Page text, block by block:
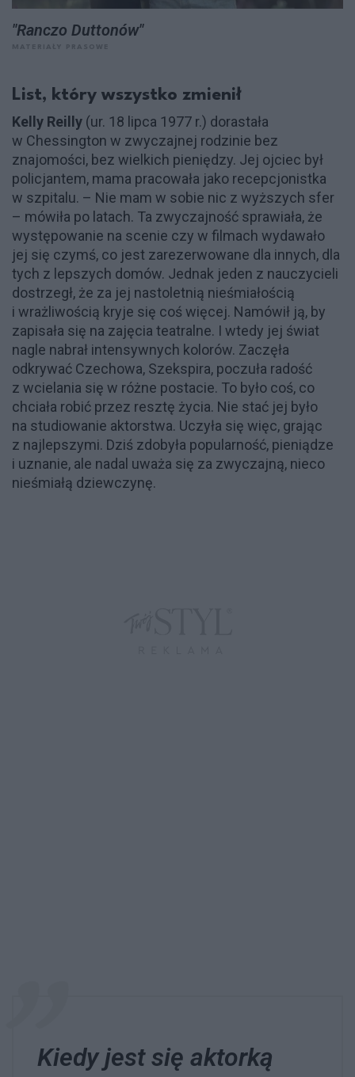
"Ranczo Duttonów"
List, który wszystko zmienił
Kelly Reilly (ur. 18 lipca 1977 r.) dorastała
w Chessington w zwyczajnej rodzinie bez
znajomości, bez wielkich pieniędzy. Jej ojciec był
policjantem, mama pracowała jako recepcjonistka
w szpitalu. – Nie mam w sobie nic z wyższych sfer
– mówiła po latach. Ta zwyczajność sprawiała, że
występowanie na scenie czy w filmach wydawało
jej się czymś, co jest zarezerwowane dla innych, dla
tych z lepszych domów. Jednak jeden z nauczycieli
dostrzegł, że za jej nastoletnią nieśmiałością
i wrażliwością kryje się coś więcej. Namówił ją, by
zapisała się na zajęcia teatralne. I wtedy jej świat
nagle nabrał intensywnych kolorów. Zaczęła
odkrywać Czechowa, Szekspira, poczuła radość
z wcielania się w różne postacie. To było coś, co
chciała robić przez resztę życia. Nie stać jej było
na studiowanie aktorstwa. Uczyła się więc, grając
z najlepszymi. Dziś zdobyła popularność, pieniądze
i uznanie, ale nadal uważa się za zwyczajną, nieco
nieśmiałą dziewczynę.
Kiedy jest się aktorką